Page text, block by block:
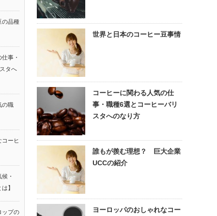
の品種
事・
タへ
の職
ーヒ
・
】
ップの
世界と日本のコーヒー豆事情
コーヒーに関わる人気の仕
事・職種6選とコーヒーバリ
スタへのなり方
誰もが羨む理想？ 巨大企業
UCCの紹介
ヨーロッパのおしゃれなコー